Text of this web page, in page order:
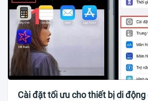
Cài đặt tối ưu cho thiết bị di động